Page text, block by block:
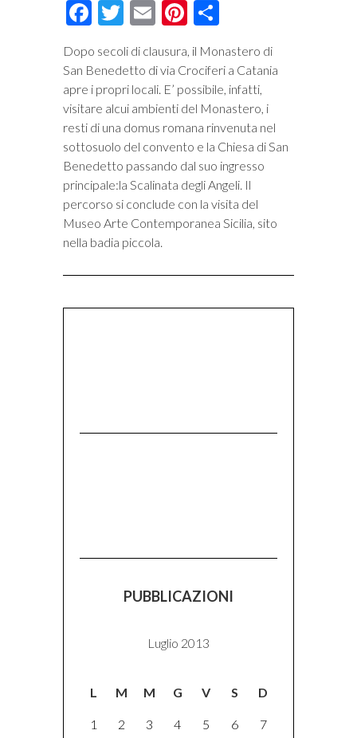
Facebook
Twitter
EmailPinterest
Dopo secoli di clausura, il Monastero di
San Benedetto di via Crociferi a Catania
apre i propri locali. E’ possibile, infatti,
visitare alcui ambienti del Monastero, i
resti di una domus romana rinvenuta nel
sottosuolo del convento e la Chiesa di San
Benedetto passando dal suo ingresso
principale:la Scalinata degli Angeli. Il
percorso si conclude con la visita del
Museo Arte Contemporanea Sicilia, sito
nella badia piccola.
PUBBLICAZIONI
Luglio 2013
L M M G V S D
1 2 3 4 5 6 7